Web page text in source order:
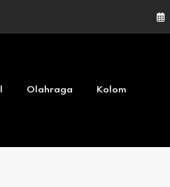
Olahraga Kolom